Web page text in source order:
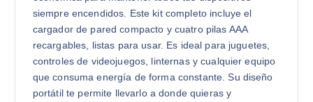
siempre encendidos. Este kit completo incluye el
cargador de pared compacto y cuatro pilas AAA
recargables, listas para usar. Es ideal para juguetes,
controles de videojuegos, linternas y cualquier equipo
que consuma energía de forma constante. Su diseño
portátil te permite llevarlo a donde quieras y